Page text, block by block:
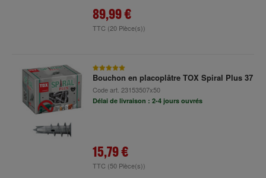
89,99 €
TTC (20 Pièce(s))
Bouchon en placoplâtre TOX Spiral Plus 37
Code art. 23153507x50
Délai de livraison : 2-4 jours ouvrés
15,79 €
TTC (50 Pièce(s))